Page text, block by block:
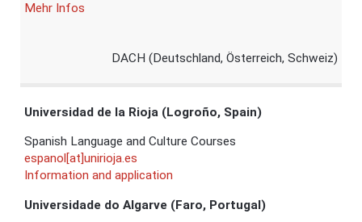
Mehr Infos
DACH (Deutschland, Österreich, Schweiz)
Universidad de la Rioja (Logroño, Spain)
Spanish Language and Culture Courses
espanol[at]unirioja.es
Information and application
Universidade do Algarve (Faro, Portugal)